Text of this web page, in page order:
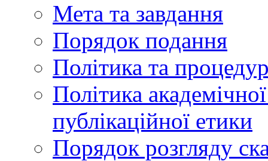
Мета та завдання
Порядок подання
Політика та
Політика
публікаційної етики
Порядок розгляду